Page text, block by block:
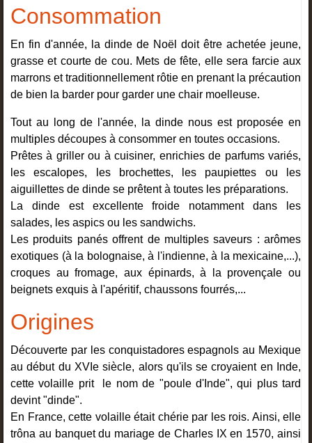
Consommation
En fin d'année, la dinde de Noël doit être achetée jeune,
grasse et courte de cou. Mets de fête, elle sera farcie aux
marrons et traditionnellement rôtie en prenant la précaution
de bien la barder pour garder une chair moelleuse.
Tout au long de l'année, la dinde nous est proposée en
multiples découpes à consommer en toutes occasions.
Prêtes à griller ou à cuisiner, enrichies de parfums variés,
les escalopes, les brochettes, les paupiettes ou les
aiguillettes de dinde se prêtent à toutes les préparations.
La dinde est excellente froide notamment dans les
salades, les aspics ou les sandwichs.
Les produits panés offrent de multiples saveurs : arômes
exotiques (à la bolognaise, à l'indienne, à la mexicaine,...),
croques au fromage, aux épinards, à la provençale ou
beignets exquis à l'apéritif, chaussons fourrés,...
Origines
Découverte par les conquistadores espagnols au Mexique
au début du XVIe siècle, alors qu'ils se croyaient en Inde,
cette volaille prit le nom de "poule d'Inde", qui plus tard
devint "dinde".
En France, cette volaille était chérie par les rois. Ainsi, elle
trôna au banquet du mariage de Charles IX en 1570, ainsi